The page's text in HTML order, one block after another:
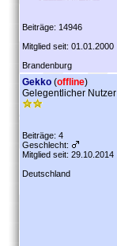
Beiträge: 14946
Mitglied seit: 01.01.2000
Brandenburg
Gekko (offline)
Gelegentlicher Nutzer
Beiträge: 4
Geschlecht:
Mitglied seit: 29.10.2014
Deutschland